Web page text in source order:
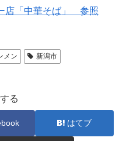
店「中華そば」 参照
メン
新潟市
る
はてブ